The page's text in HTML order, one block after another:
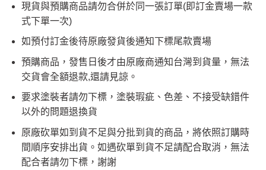
現貨與預購商品請勿合併於同一張訂單(即訂金賣場一款
式下單一次)
如預付訂金後待原廠發貨後通知下標尾款賣場
預購商品，發售日後才由原廠商通知台灣到貨量，無法
交貨會全額退款,還請見諒。
要求塗裝者請勿下標，塗裝瑕疵、色差、不接受缺錯件
以外的問題退換貨
原廠砍單如到貨不足與分批到貨的商品，將依照訂購時
間順序安排出貨。如遇砍單到貨不足請配合取消，無法
配合者請勿下標，謝謝